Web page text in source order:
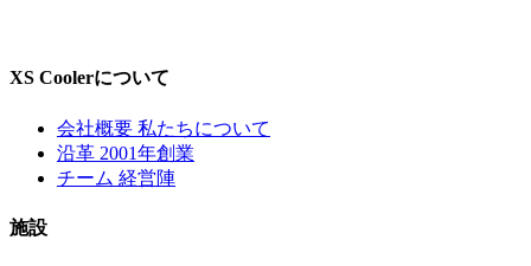
XS Coolerについて
会社概要 私たちについて
沿革 2001年創業
チーム 経営陣
施設